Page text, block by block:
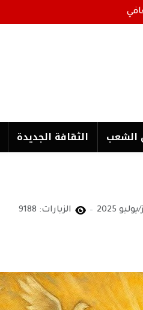
الشعب الثقافة الجدیدة
الزيارات: 9188